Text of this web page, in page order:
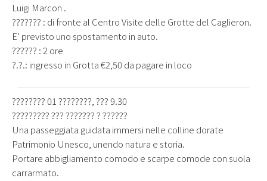
Luigi Marcon .
??????? : di fronte al Centro Visite delle Grotte del Caglieron.
E’ previsto uno spostamento in auto.
?????? : 2 ore
?.?.: ingresso in Grotta €2,50 da pagare in loco
???????? 01 ????????, ??? 9.30
????????? ??? ??????? ? ??????
Una passeggiata guidata immersi nelle colline dorate
Patrimonio Unesco, unendo natura e storia.
Portare abbigliamento comodo e scarpe comode con suola
carrarmato.